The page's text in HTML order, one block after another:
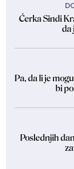
Ćerka Sindi
da
Pa, da li je
bi
Poslednjih